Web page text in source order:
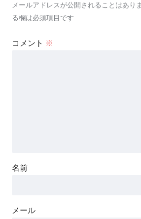
メールアドレスが公開されることはあり
る欄は必須項目です
コメント ※
名前
メール